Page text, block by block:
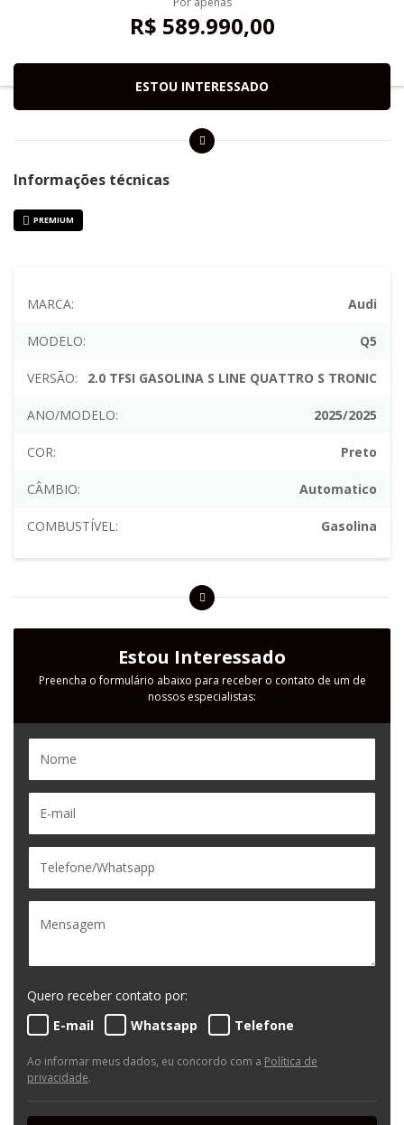
R$ 589.990,00
ESTOU INTERESSADO
Informações técnicas
PREMIUM
MARCA: Audi
MODELO: Q5
VERSÃO: 2.0 TFSI GASOLINA S LINE QUATTRO S TRONIC
ANO/MODELO: 2025/2025
COR: Preto
CÂMBIO: Automatico
COMBUSTÍVEL: Gasolina
Estou Interessado
Preencha o formulário abaixo para receber o contato de um de
nossos especialistas:
Quero receber contato por:
E-mail
Whatsapp Telefone
Ao informar meus dados, eu concordo com a Política de
privacidade.